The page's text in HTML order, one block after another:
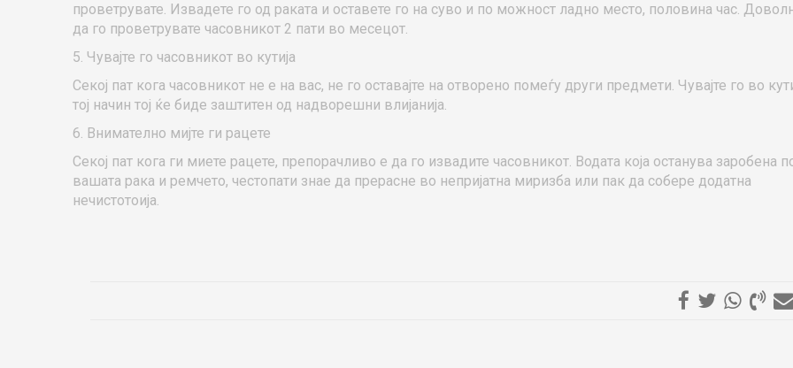
проветрувате. Извадете го од раката и оставете го на суво и по можност ладно место, половина час.
да го проветрувате часовникот 2 пати во месецот.
5. Чувајте го часовникот во кутија
Секој пат кога часовникот не е на вас, не го оставајте на отворено помеѓу други предмети. Чувајте го во
тој начин тој ќе биде заштитен од надворешни влијанија.
6. Внимателно мијте ги рацете
Секој пат кога ги миете рацете, препорачливо е да го извадите часовникот. Водата која останува заробена
вашата рака и ремчето, честопати знае да прерасне во непријатна миризба или пак да собере додатна
нечистотоија.